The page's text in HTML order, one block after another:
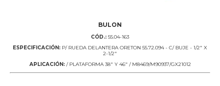
BULON
CÓD.: 55.04-163
ESPECIFICACIÓN: P/ RUEDA DELANTERA ORETON 55.72.094 - C/ BUJE - 1/2" X
2-1/2"
APLICACIÓN:/ PLATAFORMA 38" Y 46" / M8469/M90937/GX21012